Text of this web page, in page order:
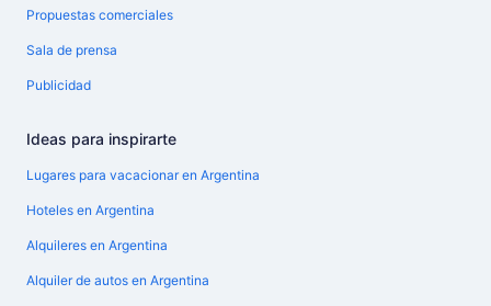
Propuestas comerciales
Sala de prensa
Publicidad
Ideas para inspirarte
Lugares para vacacionar en Argentina
Hoteles en Argentina
Alquileres en Argentina
Alquiler de autos en Argentina